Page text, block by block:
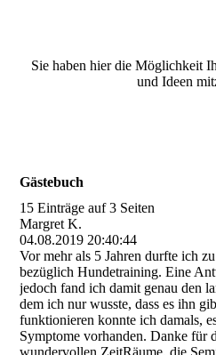
Sie haben hier die Möglichkeit
und Ideen
Gästebuch
15 Einträge auf 3 Seiten
Margret K.
04.08.2019 20:40:44
Vor mehr als 5 Jahren durfte ich
bezüglich Hundetraining. Eine
jedoch fand ich damit genau den
dem ich nur wusste, dass es ihn
funktionieren konnte ich damals,
Symptome vorhanden. Danke für